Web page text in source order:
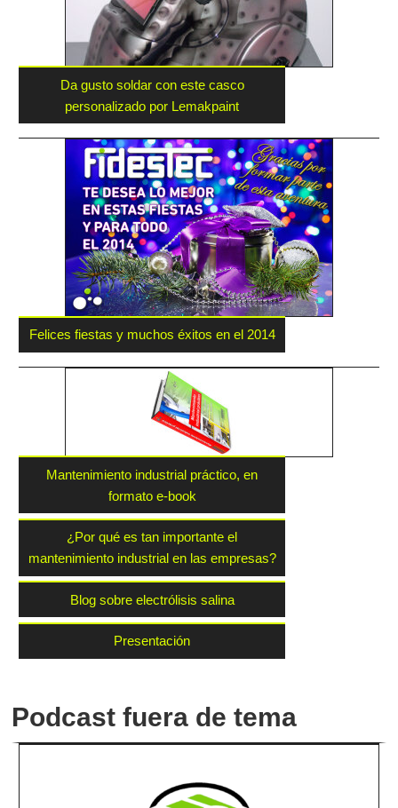
Da gusto soldar con este casco
personalizado por Lemakpaint
Felices fiestas y muchos éxitos en el 2014
Mantenimiento industrial práctico, en
formato e-book
¿Por qué es tan importante el
mantenimiento industrial en las empresas?
Blog sobre electrólisis salina
Presentación
Podcast fuera de tema